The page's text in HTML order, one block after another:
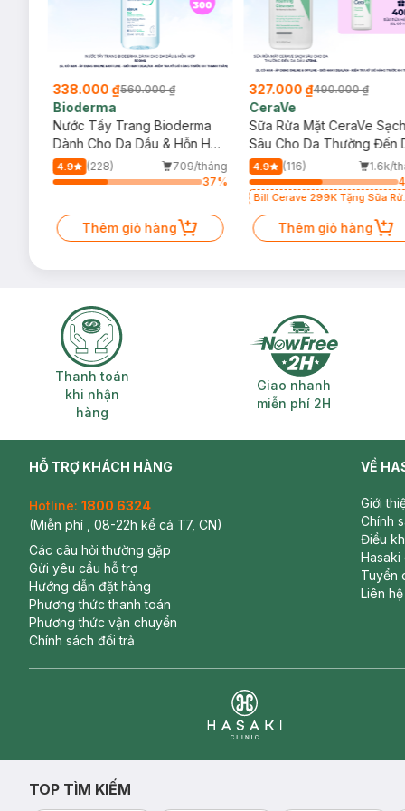
338.000 ₫560.000 ₫
Bioderma
Nước Tẩy Trang Bioderma
Dành Cho Da Dầu & Hỗn Hợp
500ml
4.9 (228)
709/tháng
37%
Thêm giỏ hàng
327.000 ₫490.000 ₫
CeraVe
Sữa Rửa Mặt CeraVe Sạch
Sâu Cho Da Thường Đến
Dầu 473ml
4.9 (116)
1.6k/
Bill Cerave 299K Tặng Sữa
Mặt Cerave 30ml (SL có hạn)
Thêm giỏ hàng
Thanh toán khi nhận hàng
Thanh toán
khi nhận
hàng
Giao nhanh
Giao nhanh
miễn phí 2H
HỖ TRỢ KHÁCH HÀNG
Hotline: 1800 6324
(Miễn phí , 08-22h kể cả T7, CN)
Các câu hỏi thường gặp
Gửi yêu cầu hỗ trợ
Hướng dẫn đặt hàng
Phương thức thanh toán
Phương thức vận chuyển
Chính sách đổi trả
VỀ
Giới
Chính
Điều
Hasaki
Tuyển
Liên hệ
TOP TÌM KIẾM